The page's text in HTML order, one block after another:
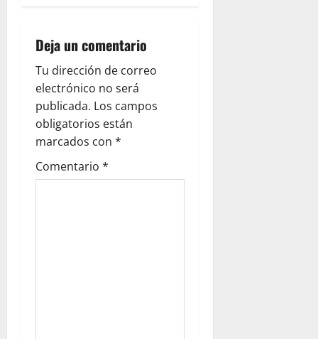
g
a
t
i
o
Deja un comentario
Tu dirección de correo
electrónico no será
publicada. Los campos
obligatorios están
marcados con *
Comentario *